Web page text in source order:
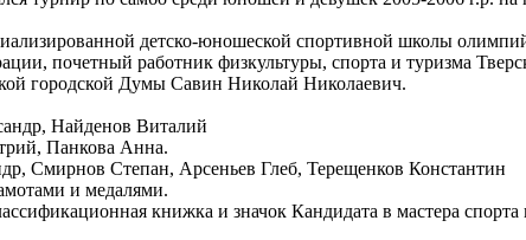
детско-юношеской спортивной школы
почетный работник физкультуры, спорта и туризма
городской Думы Савин Николай Николаевич.
Найденов Виталий
Панкова Анна.
Смирнов Степан, Арсеньев Глеб, Терещенков Константин
и медалями.
книжка и значок Кандидата в мастера спорта